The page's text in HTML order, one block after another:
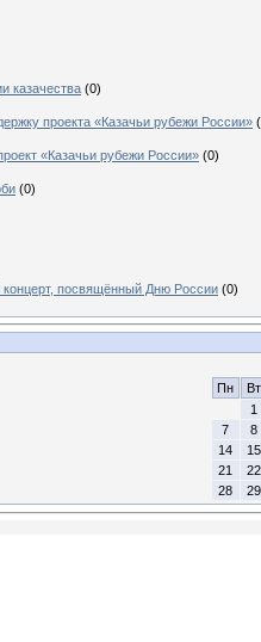
казачества (0)
проекта «Казачьи рубежи России»
«Казачьи рубежи России» (0)
(0)
посвящённый Дню России (0)
Пн
Вт
1
7
8
14
15
21
22
28
29